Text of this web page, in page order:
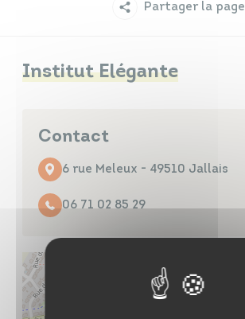
Partager la page
Institut Elégante
Contact
6 rue Meleux - 49510 Jallais
06 71 02 85 29
Annuaires